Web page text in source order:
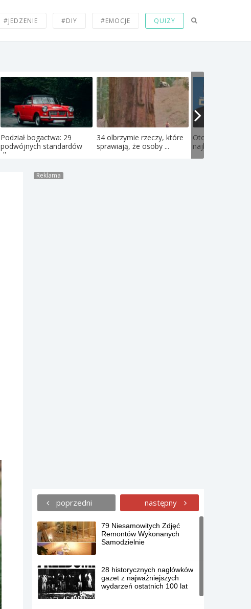
#JEDZENIE #DIY #EMOCJE QUIZY
Podział bogactwa: 29
podwójnych standardów
dla ...
34 olbrzymie rzeczy, które
sprawiają, że osoby ...
Oto jak
najbardziej
Reklama
poprzedni następny
79 Niesamowitych Zdjęć
Remontów Wykonanych
Samodzielnie
28 historycznych nagłówków
gazet z najważniejszych
wydarzeń ostatnich 100 lat